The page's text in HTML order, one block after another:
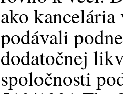
ako
podávali
dodatočnej
spoločnosti